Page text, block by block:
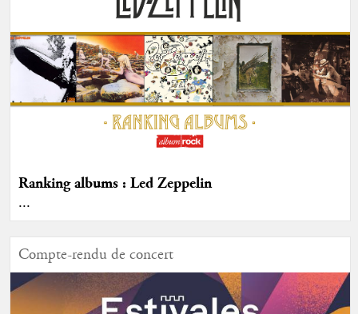
Ranking albums : Led Zeppelin
...
Compte-rendu de concert